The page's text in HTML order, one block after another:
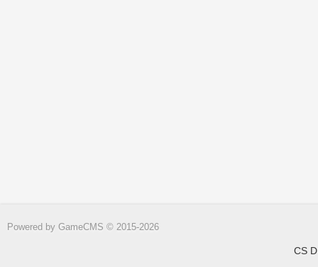
Powered by GameCMS © 2015-2026
CS